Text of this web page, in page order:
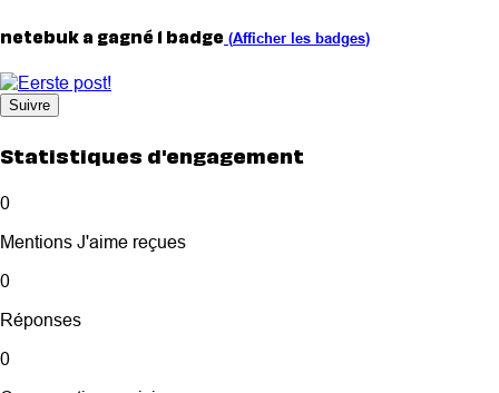
netebuk a gagné 1 badge (Afficher les badges)
Suivre
Statistiques d'engagement
0
Mentions J'aime reçues
0
Réponses
0